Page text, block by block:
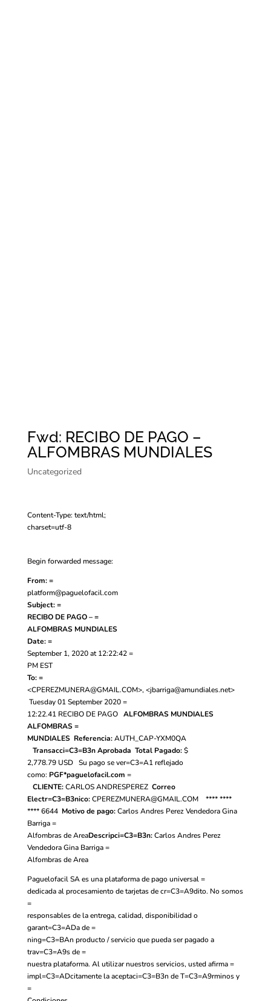
Fwd: RECIBO DE PAGO –
ALFOMBRAS MUNDIALES
Uncategorized
Content-Type: text/html;
charset=utf-8
Begin forwarded message:
From: =
platform@paguelofacil.com
Subject: =
RECIBO DE PAGO – =
ALFOMBRAS MUNDIALES
Date: =
September 1, 2020 at 12:22:42 =
PM EST
To: =
<CPEREZMUNERA@GMAIL.COM>, <jbarriga@amundiales.net>
Tuesday 01 September 2020 =
12:22.41RECIBO DE PAGO ALFOMBRAS MUNDIALES
ALFOMBRAS =
MUNDIALES Referencia: AUTH_CAP-YXM0QA
Transacci=C3=B3n Aprobada Total Pagado: $
2,778.79 USD Su pago se ver=C3=A1 reflejado
como: PGF*paguelofacil.com =
CLIENTE: CARLOS ANDRESPEREZ Correo
Electr=C3=B3nico: CPEREZMUNERA@GMAIL.COM
**** ****
**** 6644 Motivo de pago: Carlos Andres Perez Vendedora Gina
Barriga =
Alfombras de AreaDescripci=C3=B3n: Carlos Andres Perez
Vendedora Gina Barriga =
Alfombras de Area
Paguelofacil SA es una plataforma de pago universal =
dedicada al procesamiento de tarjetas de cr=C3=A9dito. No somos
=
responsables de la entrega, calidad, disponibilidad o
garant=C3=ADa de =
ning=C3=BAn producto / servicio que pueda ser pagado a
trav=C3=A9s de =
nuestra plataforma. Al utilizar nuestros servicios, usted afirma =
impl=C3=ADcitamente la aceptaci=C3=B3n de T=C3=A9rminos y
=